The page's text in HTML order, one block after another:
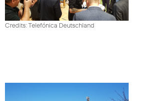
Credits: Telefónica Deutschland